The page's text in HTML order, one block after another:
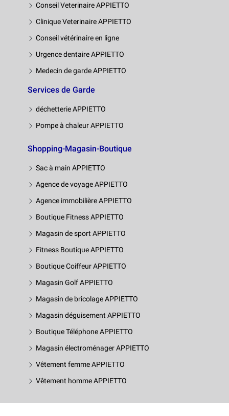
Conseil Veterinaire APPIETTO
Clinique Veterinaire APPIETTO
Conseil vétérinaire en ligne
Urgence dentaire APPIETTO
Medecin de garde APPIETTO
Services de Garde
déchetterie APPIETTO
Pompe à chaleur APPIETTO
Shopping-Magasin-Boutique
Sac à main APPIETTO
Agence de voyage APPIETTO
Agence immobilière APPIETTO
Boutique Fitness APPIETTO
Magasin de sport APPIETTO
Fitness Boutique APPIETTO
Boutique Coiffeur APPIETTO
Magasin Golf APPIETTO
Magasin de bricolage APPIETTO
Magasin déguisement APPIETTO
Boutique Téléphone APPIETTO
Magasin électroménager APPIETTO
Vêtement femme APPIETTO
Vêtement homme APPIETTO